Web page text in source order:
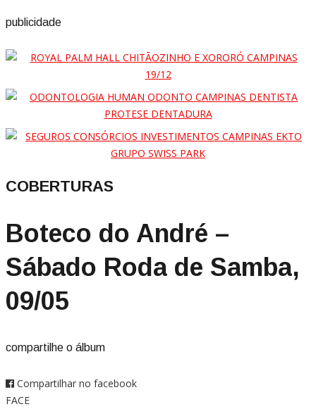
publicidade
COBERTURAS
Boteco do André –
Sábado Roda de Samba,
09/05
compartilhe o álbum
Compartilhar no facebook
FACE